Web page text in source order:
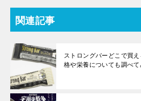
関連記事
ストロングバーどこで買
格や栄養についても調べて